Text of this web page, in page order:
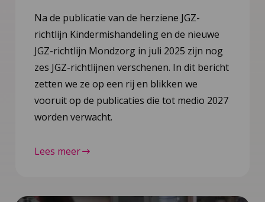
Na de publicatie van de herziene JGZ-
richtlijn Kindermishandeling en de nieuwe
JGZ-richtlijn Mondzorg in juli 2025 zijn nog
zes JGZ-richtlijnen verschenen. In dit bericht
zetten we ze op een rij en blikken we
vooruit op de publicaties die tot medio 2027
worden verwacht.
Lees meer